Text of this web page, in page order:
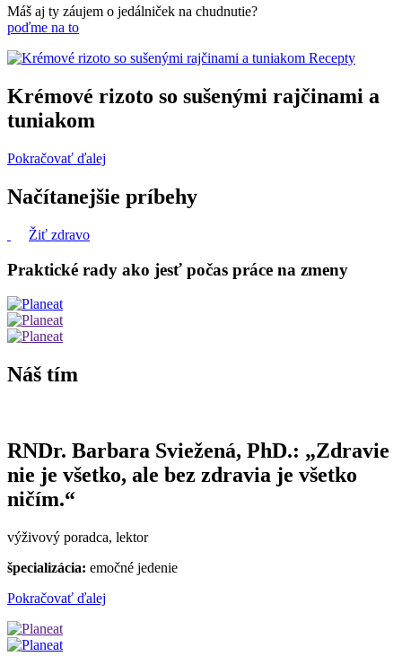
Máš aj ty záujem o jedálniček na chudnutie?
poďme na to
Recepty
Krémové rizoto so sušenými rajčinami a
tuniakom
Pokračovať ďalej
Načítanejšie príbehy
Žiť zdravo
Praktické rady ako jesť počas práce na zmeny
Náš tím
RNDr. Barbara Sviežená, PhD.: „Zdravie
nie je všetko, ale bez zdravia je všetko
ničím.“
výživový poradca, lektor
špecializácia: emočné jedenie
Pokračovať ďalej